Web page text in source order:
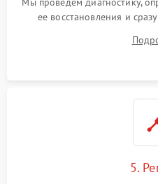
ее восстановления и
5.